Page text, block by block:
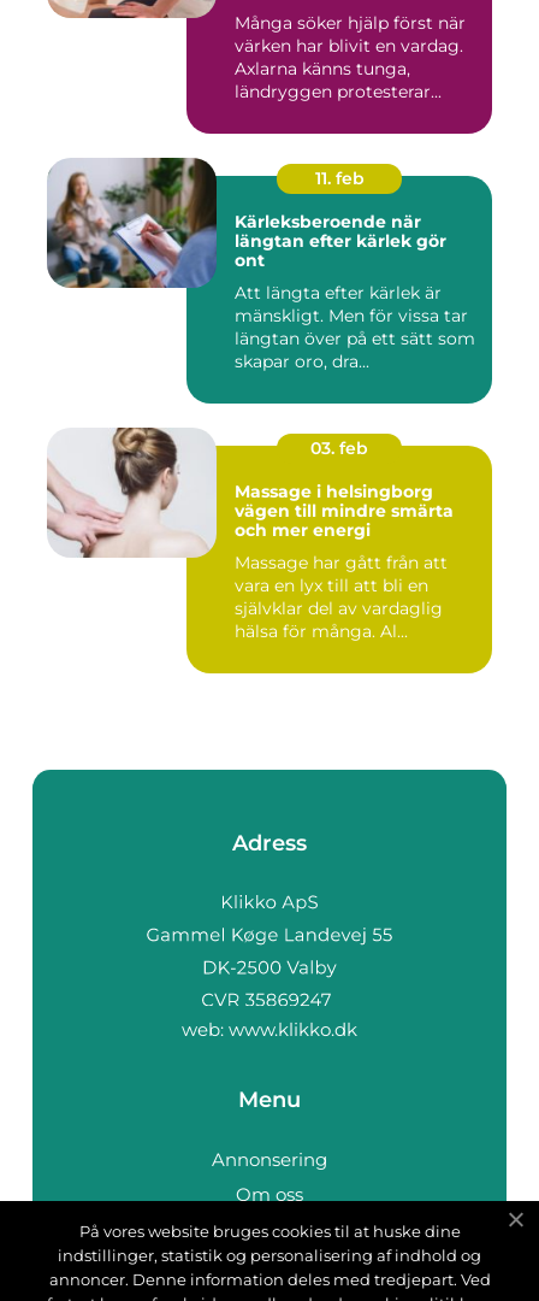
Många söker hjälp först när
värken har blivit en vardag.
Axlarna känns tunga,
ländryggen protesterar...
11. feb
Kärleksberoende när
längtan efter kärlek gör
ont
Att längta efter kärlek är
mänskligt. Men för vissa tar
längtan över på ett sätt som
skapar oro, dra...
03. feb
Massage i helsingborg
vägen till mindre smärta
och mer energi
Massage har gått från att
vara en lyx till att bli en
självklar del av vardaglig
hälsa för många. Al...
Adress
web: www.klikko.dk
Menu
Annonsering
Om oss
Cookies
Kontakta oss
På vores website bruges cookies til at huske dine
indstillinger, statistik og personalisering af indhold og
annoncer. Denne information deles med tredjepart. Ved